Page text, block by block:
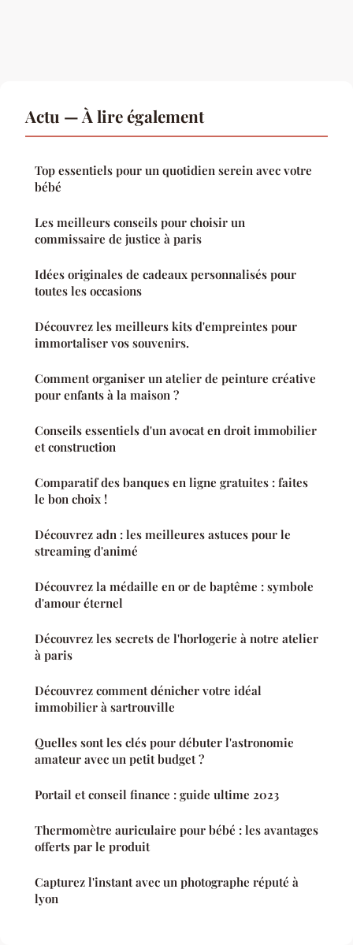
Actu — À lire également
Top essentiels pour un quotidien serein avec votre
bébé
Les meilleurs conseils pour choisir un
commissaire de justice à paris
Idées originales de cadeaux personnalisés pour
toutes les occasions
Découvrez les meilleurs kits d'empreintes pour
immortaliser vos souvenirs.
Comment organiser un atelier de peinture créative
pour enfants à la maison ?
Conseils essentiels d'un avocat en droit immobilier
et construction
Comparatif des banques en ligne gratuites : faites
le bon choix !
Découvrez adn : les meilleures astuces pour le
streaming d'animé
Découvrez la médaille en or de baptême : symbole
d'amour éternel
Découvrez les secrets de l'horlogerie à notre atelier
à paris
Découvrez comment dénicher votre idéal
immobilier à sartrouville
Quelles sont les clés pour débuter l'astronomie
amateur avec un petit budget ?
Portail et conseil finance : guide ultime 2023
Thermomètre auriculaire pour bébé : les avantages
offerts par le produit
Capturez l'instant avec un photographe réputé à
lyon